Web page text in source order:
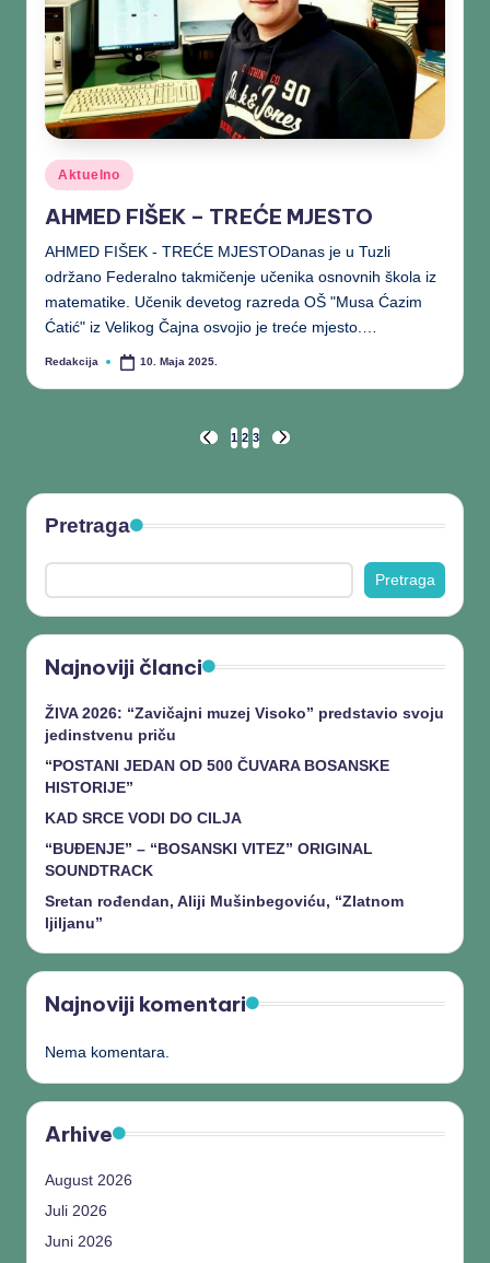
Aktuelno
AHMED FIŠEK – TREĆE MJESTO
AHMED FIŠEK - TREĆE MJESTODanas je u Tuzli
održano Federalno takmičenje učenika osnovnih škola iz
matematike. Učenik devetog razreda OŠ "Musa Ćazim
Ćatić" iz Velikog Čajna osvojio je treće mjesto.…
Redakcija 10. Maja 2025.
1 2 3
Pretraga
Pretraga
Najnoviji članci
ŽIVA 2026: “Zavičajni muzej Visoko” predstavio svoju
jedinstvenu priču
“POSTANI JEDAN OD 500 ČUVARA BOSANSKE
HISTORIJE”
KAD SRCE VODI DO CILJA
“BUĐENJE” – “BOSANSKI VITEZ” ORIGINAL
SOUNDTRACK
Sretan rođendan, Aliji Mušinbegoviću, “Zlatnom
ljiljanu”
Najnoviji komentari
Nema komentara.
Arhive
August 2026
Juli 2026
Juni 2026